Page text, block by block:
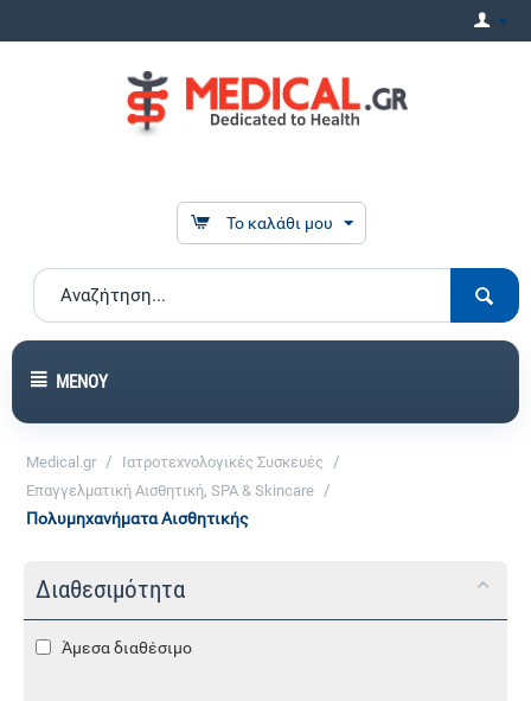
Το καλάθι μου
ΜΕΝΟΎ
Medical.gr / Ιατροτεχνολογικές Συσκευές /
Επαγγελματική Αισθητική, SPA & Skincare /
Πολυμηχανήματα Αισθητικής
Διαθεσιμότητα
Άμεσα διαθέσιμο